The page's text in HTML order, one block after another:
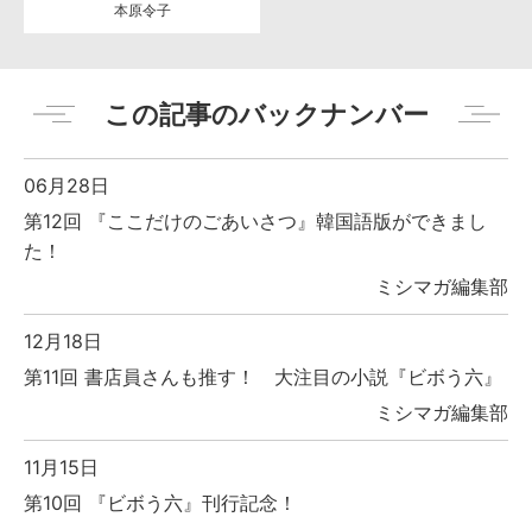
本原令子
この記事のバックナンバー
06月28日
第12回 『ここだけのごあいさつ』韓国語版ができまし
た！
ミシマガ編集部
12月18日
第11回 書店員さんも推す！ 大注目の小説『ビボう六』
ミシマガ編集部
11月15日
第10回 『ビボう六』刊行記念！